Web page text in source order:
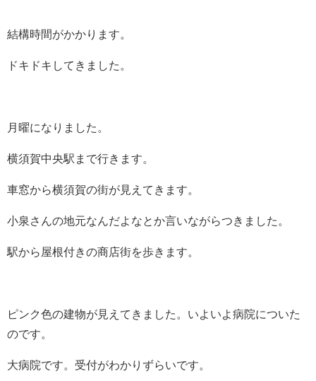
結構時間がかかります。
ドキドキしてきました。
月曜になりました。
横須賀中央駅まで行きます。
車窓から横須賀の街が見えてきます。
小泉さんの地元なんだよなとか言いながらつきました。
駅から屋根付きの商店街を歩きます。
ピンク色の建物が見えてきました。いよいよ病院についた
のです。
大病院です。受付がわかりずらいです。